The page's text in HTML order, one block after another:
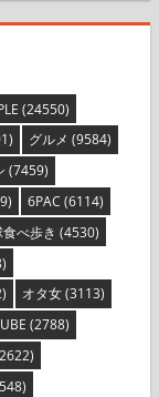
(24550)
グルメ (9584)
(7459)
6PAC (6114)
べ歩き (4530)
オタ女(3113)
(2788)